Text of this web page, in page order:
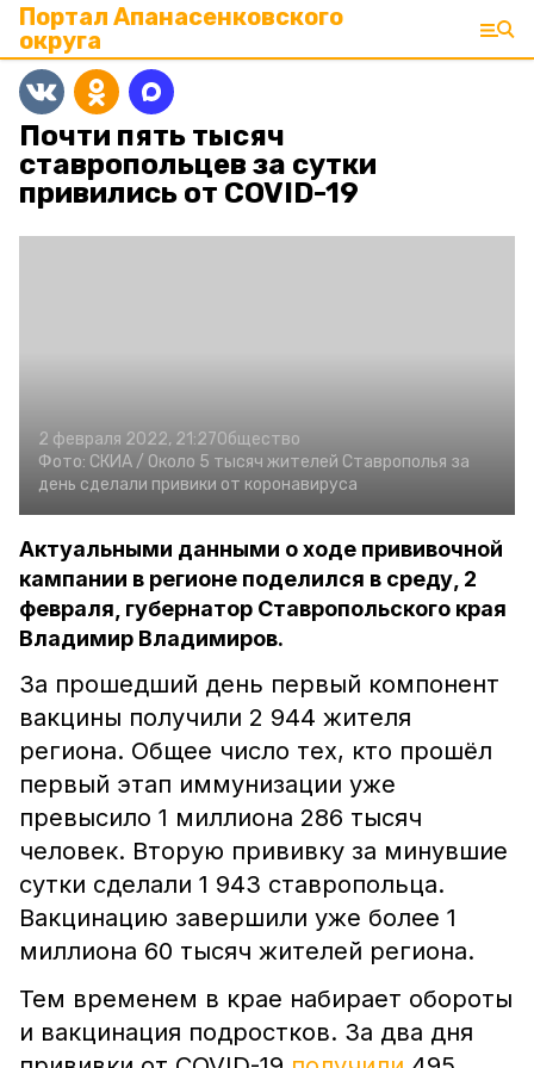
Портал Апанасенковского
округа
Почти пять тысяч
ставропольцев за сутки
привились от COVID-19
2 февраля 2022, 21:27Общество
Фото: СКИА / Около 5 тысяч жителей Ставрополья за
день сделали привики от коронавируса
Актуальными данными о ходе прививочной
кампании в регионе поделился в среду, 2
февраля, губернатор Ставропольского края
Владимир Владимиров.
За прошедший день первый компонент
вакцины получили 2 944 жителя
региона. Общее число тех, кто прошёл
первый этап иммунизации уже
превысило 1 миллиона 286 тысяч
человек. Вторую прививку за минувшие
сутки сделали 1 943 ставропольца.
Вакцинацию завершили уже более 1
миллиона 60 тысяч жителей региона.
Тем временем в крае набирает обороты
и вакцинация подростков. За два дня